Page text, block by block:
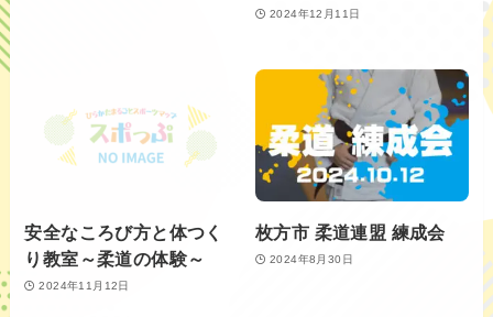
2024年12月11日
安全なころび方と体つく
り教室～柔道の体験～
2024年11月12日
枚方市 柔道連盟 練成会
2024年8月30日